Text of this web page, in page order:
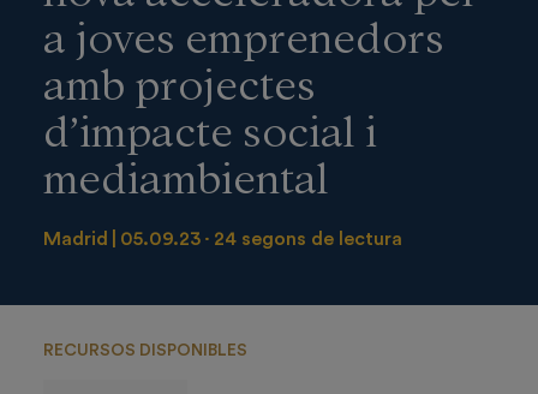
a joves emprenedors
amb projectes
d’impacte social i
mediambiental
Madrid 05.09.23 24 segons de lectura
RECURSOS DISPONIBLES